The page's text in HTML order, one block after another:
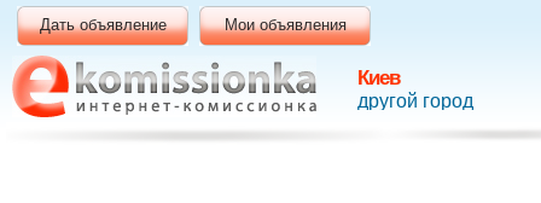
Киев
другой город
Дать объявление Мои объявления